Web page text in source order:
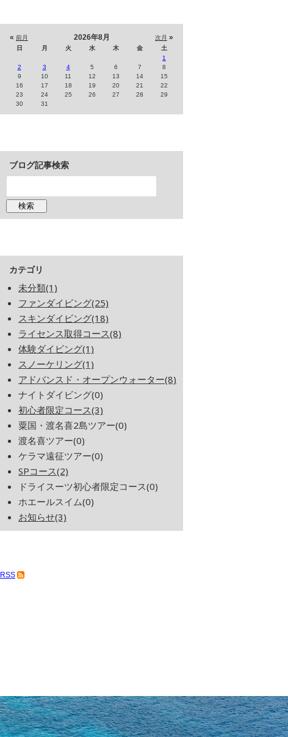
« 前月 次月 »
2026年8月
日 月 火 水 木 金
土
1
2
3 4 5 6 7
8
9
10 11 12 13 14
15
16
17 18 19 20 21
22
23
24 25 26 27 28
29
30
31
ブログ記事検索
カテゴリ
未分類(1)
ファンダイビング(25)
スキンダイビング(18)
ライセンス取得コース(8)
体験ダイビング(1)
スノーケリング(1)
アドバンスド・オープンウォーター(8)
ナイトダイビング(0)
初心者限定コース(3)
粟国・渡名喜2島ツアー(0)
渡名喜ツアー(0)
ケラマ遠征ツアー(0)
SPコース(2)
ドライスーツ初心者限定コース(0)
ホエールスイム(0)
お知らせ(3)
RSS